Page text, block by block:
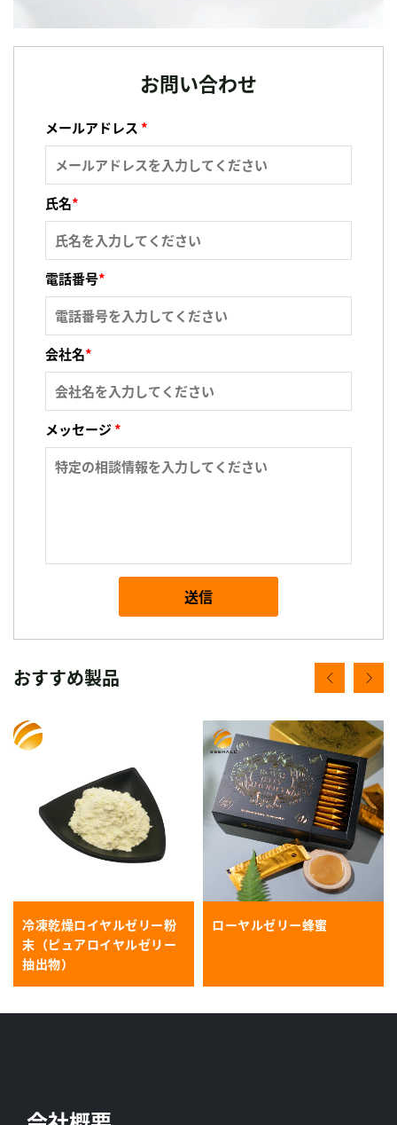
お問い合わせ
メールアドレス *
氏名*
電話番号*
会社名*
メッセージ*
送信
おすすめ製品
冷凍乾燥ロイヤルゼリー粉
末（ピュアロイヤルゼリー
抽出物）
ローヤルゼリー蜂蜜